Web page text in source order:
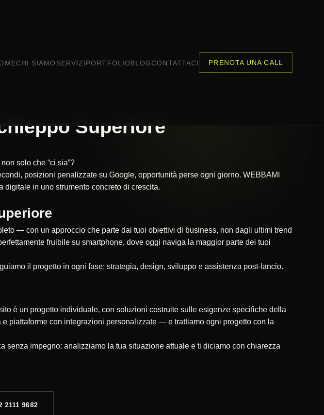
CHI SIAMO SERVIZI PORTFOLIO BLOGCONTATTACI PRENOTA UNA CALL
Superiore
solo che “ci sia”?
posizioni penalizzate su Google, opportunità perse ogni giorno. WEBBAMI
digitale in uno strumento concreto di crescita.
— con un approccio che parte dai tuoi obiettivi di business, non dagli ultimi trend
fruibile su smartphone, dove oggi naviga la maggior parte dei tuoi
il progetto in ogni fase: strategia, design, sviluppo e assistenza post-lancio.
è un progetto individuale, con soluzioni costruite sulle esigenze specifiche della
piattaforme con integrazioni personalizzate — e trattiamo ogni progetto con la
impegno: analizziamo la tua situazione attuale e ti diciamo con chiarezza
2111 9682